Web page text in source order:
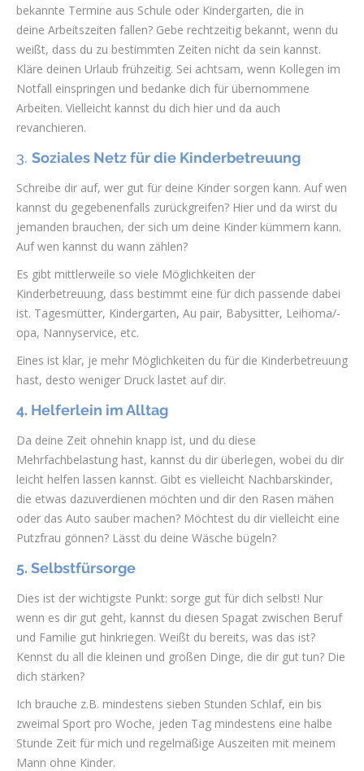
bekannte Termine aus Schule oder Kindergarten, die in
deine Arbeitszeiten fallen? Gebe rechtzeitig bekannt, wenn du
weißt, dass du zu bestimmten Zeiten nicht da sein kannst.
Kläre deinen Urlaub frühzeitig. Sei achtsam, wenn Kollegen im
Notfall einspringen und bedanke dich für übernommene
Arbeiten. Vielleicht kannst du dich hier und da auch
revanchieren.
3. Soziales Netz für die Kinderbetreuung
Schreibe dir auf, wer gut für deine Kinder sorgen kann. Auf wen
kannst du gegebenenfalls zurückgreifen? Hier und da wirst du
jemanden brauchen, der sich um deine Kinder kümmern kann.
Auf wen kannst du wann zählen?
Es gibt mittlerweile so viele Möglichkeiten der
Kinderbetreuung, dass bestimmt eine für dich passende dabei
ist. Tagesmütter, Kindergarten, Au pair, Babysitter, Leihoma/-
opa, Nannyservice, etc.
Eines ist klar, je mehr Möglichkeiten du für die Kinderbetreuung
hast, desto weniger Druck lastet auf dir.
4. Helferlein im Alltag
Da deine Zeit ohnehin knapp ist, und du diese
Mehrfachbelastung hast, kannst du dir überlegen, wobei du dir
leicht helfen lassen kannst. Gibt es vielleicht Nachbarskinder,
die etwas dazuverdienen möchten und dir den Rasen mähen
oder das Auto sauber machen? Möchtest du dir vielleicht eine
Putzfrau gönnen? Lässt du deine Wäsche bügeln?
5. Selbstfürsorge
Dies ist der wichtigste Punkt: sorge gut für dich selbst! Nur
wenn es dir gut geht, kannst du diesen Spagat zwischen Beruf
und Familie gut hinkriegen. Weißt du bereits, was das ist?
Kennst du all die kleinen und großen Dinge, die dir gut tun? Die
dich stärken?
Ich brauche z.B. mindestens sieben Stunden Schlaf, ein bis
zweimal Sport pro Woche, jeden Tag mindestens eine halbe
Stunde Zeit für mich und regelmäßige Auszeiten mit meinem
Mann ohne Kinder.